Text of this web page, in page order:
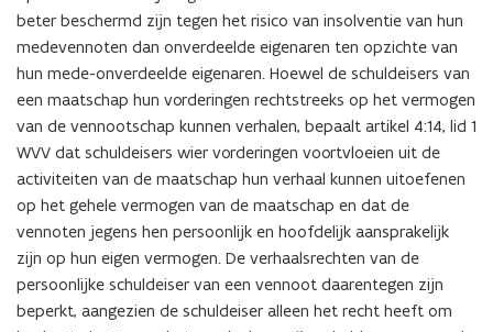
beter beschermd zijn tegen het risico van insolventie van hun
medevennoten dan onverdeelde eigenaren ten opzichte van
hun mede-onverdeelde eigenaren. Hoewel de schuldeisers van
een maatschap hun vorderingen rechtstreeks op het vermogen
van de vennootschap kunnen verhalen, bepaalt artikel 4:14, lid 1
WVV dat schuldeisers wier vorderingen voortvloeien uit de
activiteiten van de maatschap hun verhaal kunnen uitoefenen
op het gehele vermogen van de maatschap en dat de
vennoten jegens hen persoonlijk en hoofdelijk aansprakelijk
zijn op hun eigen vermogen. De verhaalsrechten van de
persoonlijke schuldeiser van een vennoot daarentegen zijn
beperkt, aangezien de schuldeiser alleen het recht heeft om